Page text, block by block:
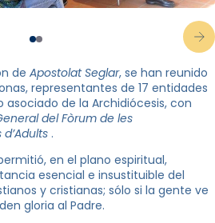
de Apostolat Seglar, se han reunido
representantes de 17 entidades
de la Archidiócesis, con
del Fòrum de les
.
en el plano espiritual,
esencial e insustituible del
y cristianas; sólo si la gente ve
gloria al Padre.